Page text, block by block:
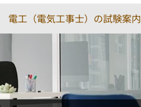
電工（電気工事士）の試験案内